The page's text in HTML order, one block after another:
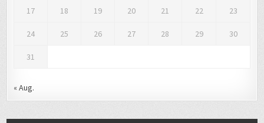
17 18 19 20 21 22 23
24 25 26 27 28 29 30
31
« Aug.